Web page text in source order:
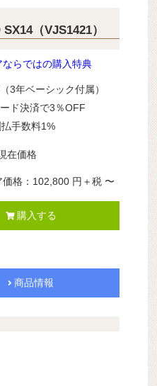
（VJS1421）
ならではの購入特典
3年ベーシック付属）
ド決済で3％OFF
手数料1%
在価格
価格：102,800 円 ＋税 〜
購入する
商品情報